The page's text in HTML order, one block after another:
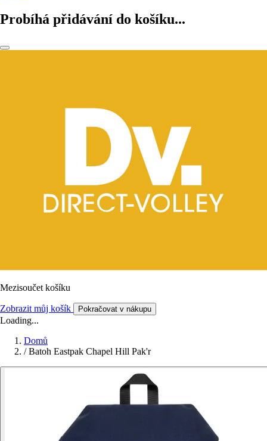
Probíhá přidávání do košíku...
Mezisoučet košíku
Zobrazit můj košík Pokračovat v nákupu
Loading...
Domů
/ Batoh Eastpak Chapel Hill Pak'r